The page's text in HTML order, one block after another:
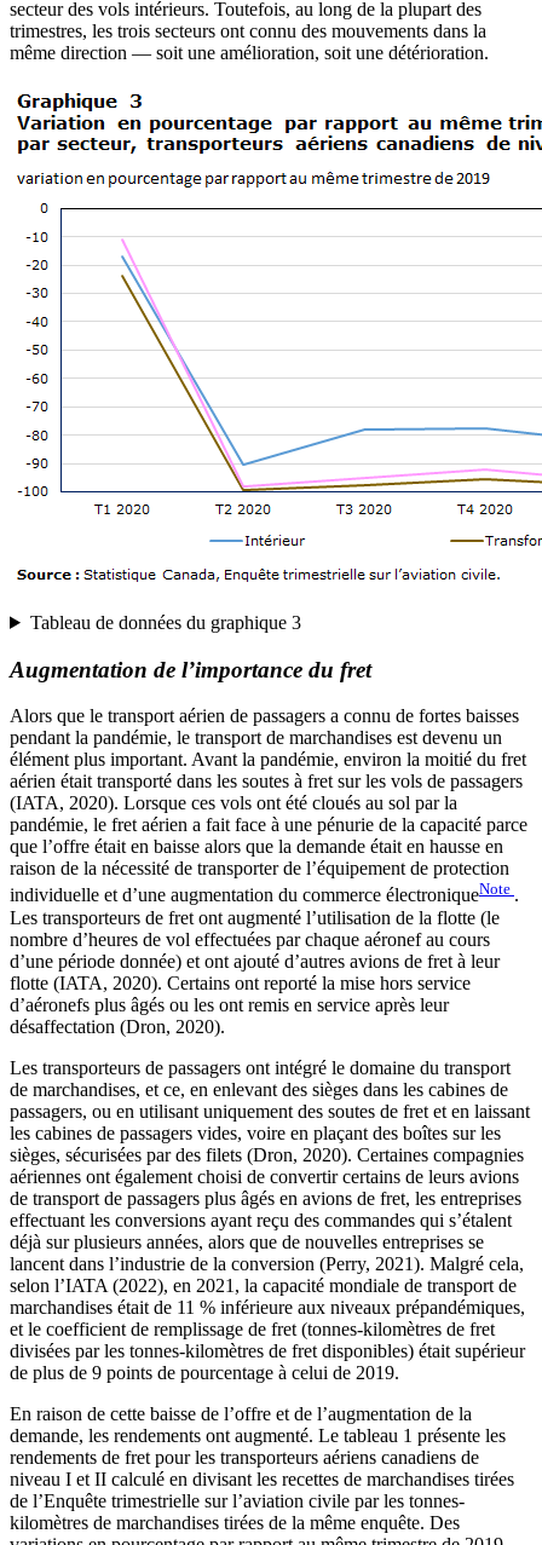
secteur des vols intérieurs. Toutefois, au long de la plupart des
trimestres, les trois secteurs ont connu des mouvements dans la
même direction — soit une amélioration, soit une détérioration.
Tableau de données du graphique 3
Augmentation de l’importance du fret
Alors que le transport aérien de passagers a connu de fortes baisses
pendant la pandémie, le transport de marchandises est devenu un
élément plus important. Avant la pandémie, environ la moitié du fret
aérien était transporté dans les soutes à fret sur les vols de passagers
(IATA, 2020). Lorsque ces vols ont été cloués au sol par la
pandémie, le fret aérien a fait face à une pénurie de la capacité parce
que l’offre était en baisse alors que la demande était en hausse en
raison de la nécessité de transporter de l’équipement de protection
individuelle et d’une augmentation du commerce électroniqueNote .
Les transporteurs de fret ont augmenté l’utilisation de la flotte (le
nombre d’heures de vol effectuées par chaque aéronef au cours
d’une période donnée) et ont ajouté d’autres avions de fret à leur
flotte (IATA, 2020). Certains ont reporté la mise hors service
d’aéronefs plus âgés ou les ont remis en service après leur
désaffectation (Dron, 2020).
Les transporteurs de passagers ont intégré le domaine du transport
de marchandises, et ce, en enlevant des sièges dans les cabines de
passagers, ou en utilisant uniquement des soutes de fret et en laissant
les cabines de passagers vides, voire en plaçant des boîtes sur les
sièges, sécurisées par des filets (Dron, 2020). Certaines compagnies
aériennes ont également choisi de convertir certains de leurs avions
de transport de passagers plus âgés en avions de fret, les entreprises
effectuant les conversions ayant reçu des commandes qui s’étalent
déjà sur plusieurs années, alors que de nouvelles entreprises se
lancent dans l’industrie de la conversion (Perry, 2021). Malgré cela,
selon l’IATA (2022), en 2021, la capacité mondiale de transport de
marchandises était de 11 % inférieure aux niveaux prépandémiques,
et le coefficient de remplissage de fret (tonnes-kilomètres de fret
divisées par les tonnes-kilomètres de fret disponibles) était supérieur
de plus de 9 points de pourcentage à celui de 2019.
En raison de cette baisse de l’offre et de l’augmentation de la
demande, les rendements ont augmenté. Le tableau 1 présente les
rendements de fret pour les transporteurs aériens canadiens de
niveau I et II calculé en divisant les recettes de marchandises tirées
de l’Enquête trimestrielle sur l’aviation civile par les tonnes-
kilomètres de marchandises tirées de la même enquête. Des